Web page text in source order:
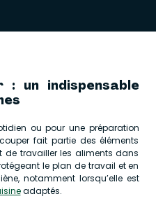
: un indispensable
ou pour une préparation
fait partie des éléments
de travailler les aliments dans
le plan de travail et en
notamment lorsqu’elle est
adaptés.